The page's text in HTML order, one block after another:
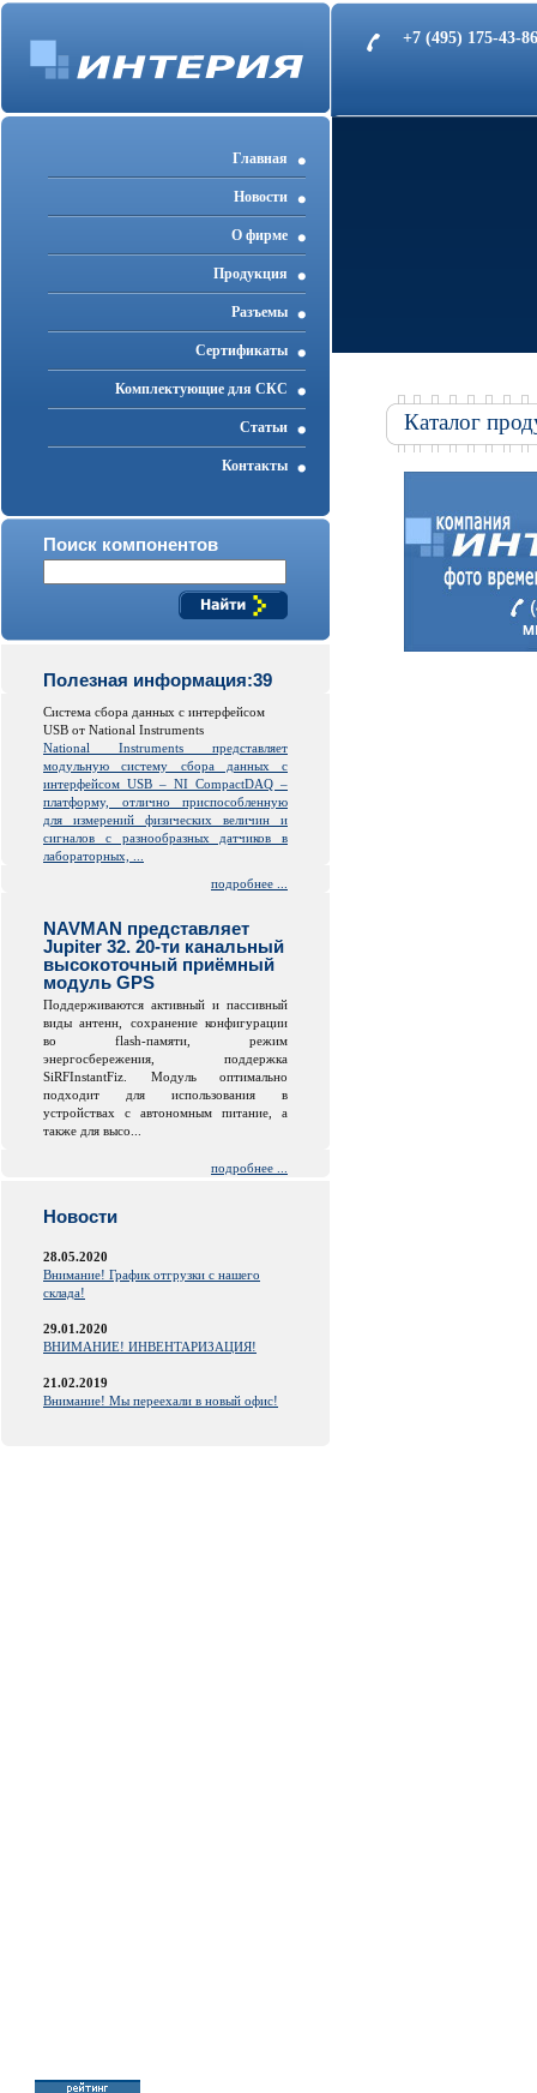
+7 (495) 175-43-
Главная
Новости
О фирме
Продукция
Разъемы
Cертификаты
Комплектующие для СКС
Статьи
Контакты
Поиск компонентов
Полезная информация:39
Система сбора данных с интерфейсом
USB от National Instruments
National Instruments представляет
модульную систему сбора данных с
интерфейсом USB – NI CompactDAQ –
платформу, отлично приспособленную
для измерений физических величин и
сигналов с разнообразных датчиков в
лабораторных, ...
подробнее ...
NAVMAN представляет
Jupiter 32. 20-ти канальный
высокоточный приёмный
модуль GPS
Поддерживаются активный и пассивный
виды антенн, сохранение конфигурации
во flash-памяти, режим
энергосбережения, поддержка
SiRFInstantFiz. Модуль оптимально
подходит для использования в
устройствах с автономным питание, а
также для высо...
подробнее ...
Новости
28.05.2020
Внимание! График отгрузки с нашего
склада!
29.01.2020
ВНИМАНИЕ! ИНВЕНТАРИЗАЦИЯ!
21.02.2019
Внимание! Мы переехали в новый офис!
Каталог